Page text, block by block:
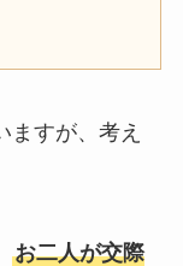
ますが、考え
お二人が交際